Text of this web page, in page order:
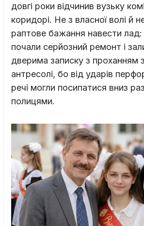
довгі роки відчинив вузьку
коридорі. Не з власної волі й
раптове бажання навести лад:
почали серйозний ремонт і
дверима записку з проханням
антресолі, бо від ударів
речі могли посипатися вниз
полицями.